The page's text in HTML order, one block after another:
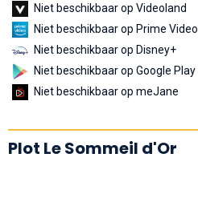
Niet beschikbaar op Videoland
Niet beschikbaar op Prime Video
Niet beschikbaar op Disney+
Niet beschikbaar op Google Play
Niet beschikbaar op meJane
Plot Le Sommeil d'Or